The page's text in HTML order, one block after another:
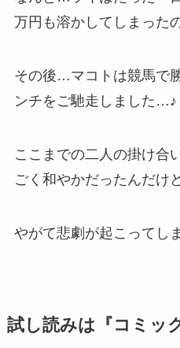
万円も溶かしてしまった
その後…マコトは競馬で
ンチをご馳走しました…♪
ここまでの二人の掛け合
ごく和やかだったんだけ
やがて悲劇が起こってし
試し読みは『コミッ